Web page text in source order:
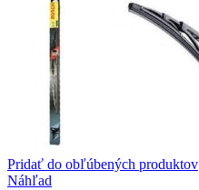
Pridať do obľúbených produktov
Náhľad